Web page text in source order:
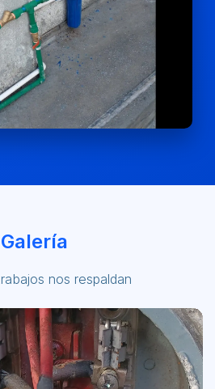
Galería
nos respaldan